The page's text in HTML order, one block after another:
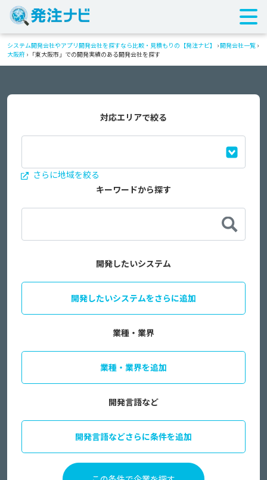
システム開発会社やアプリ開発会社を探すなら比較・見積もりの【発注ナビ】 ›開発会社一覧 ›
大阪府 › 「東大阪市」での開発実績のある開発会社を探す
対応エリアで絞る
さらに地域を絞る
キーワードから探す
開発したいシステム
開発したいシステムをさらに追加
業種・業界
業種・業界を追加
開発言語など
開発言語などさらに条件を追加